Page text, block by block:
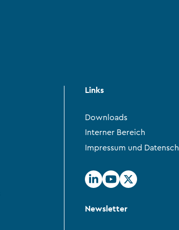
Links
Downloads
Interner Bereich
Impressum und
Newsletter